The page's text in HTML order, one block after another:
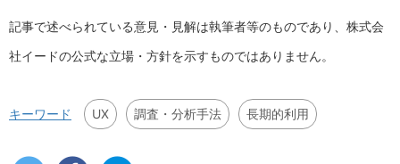
記事で述べられている意見・見解は執筆者等のものであり、株式会
社イードの公式な立場・方針を示すものではありません。
キーワード UX 調査・分析手法 長期的利用